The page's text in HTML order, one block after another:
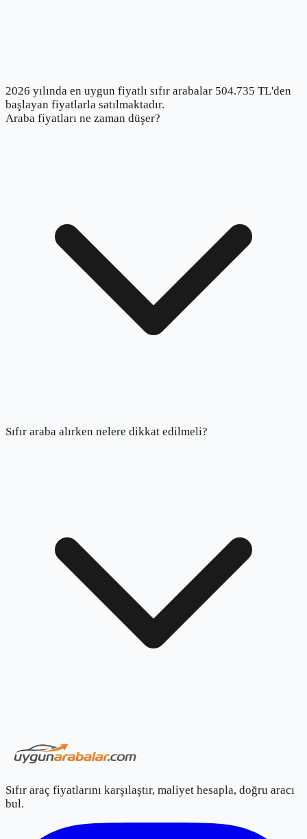
2026 yılında en uygun fiyatlı sıfır arabalar 504.735 TL'den
başlayan fiyatlarla satılmaktadır.
Araba fiyatları ne zaman düşer?
Sıfır araba alırken nelere dikkat edilmeli?
Sıfır araç fiyatlarını karşılaştır, maliyet hesapla, doğru aracı
bul.